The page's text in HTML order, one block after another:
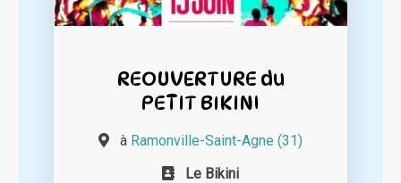
REOUVERTURE du
PETIT BIKINI
à Ramonville-Saint-Agne (31)
Le Bikini